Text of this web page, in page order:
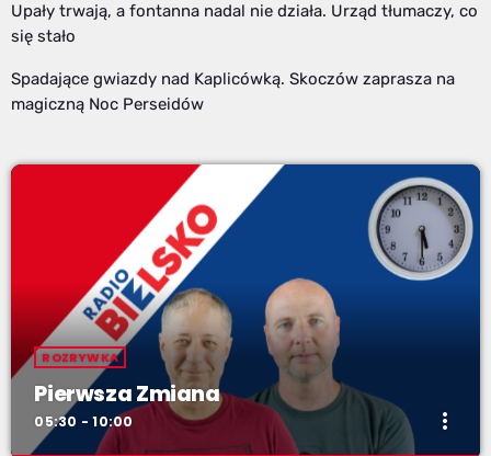
Upały trwają, a fontanna nadal nie działa. Urząd tłumaczy, co
się stało
Spadające gwiazdy nad Kaplicówką. Skoczów zaprasza na
magiczną Noc Perseidów
ROZRYWKA
Pierwsza Zmiana
05:30 - 10:00 more_vert